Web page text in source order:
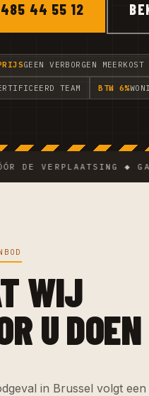
44 55 12
GEEN VERBORGEN MEERKOST
TEAM BTW 6%
VERPLAATSING ◆
WIJ
U DOEN
in Brussel volgt